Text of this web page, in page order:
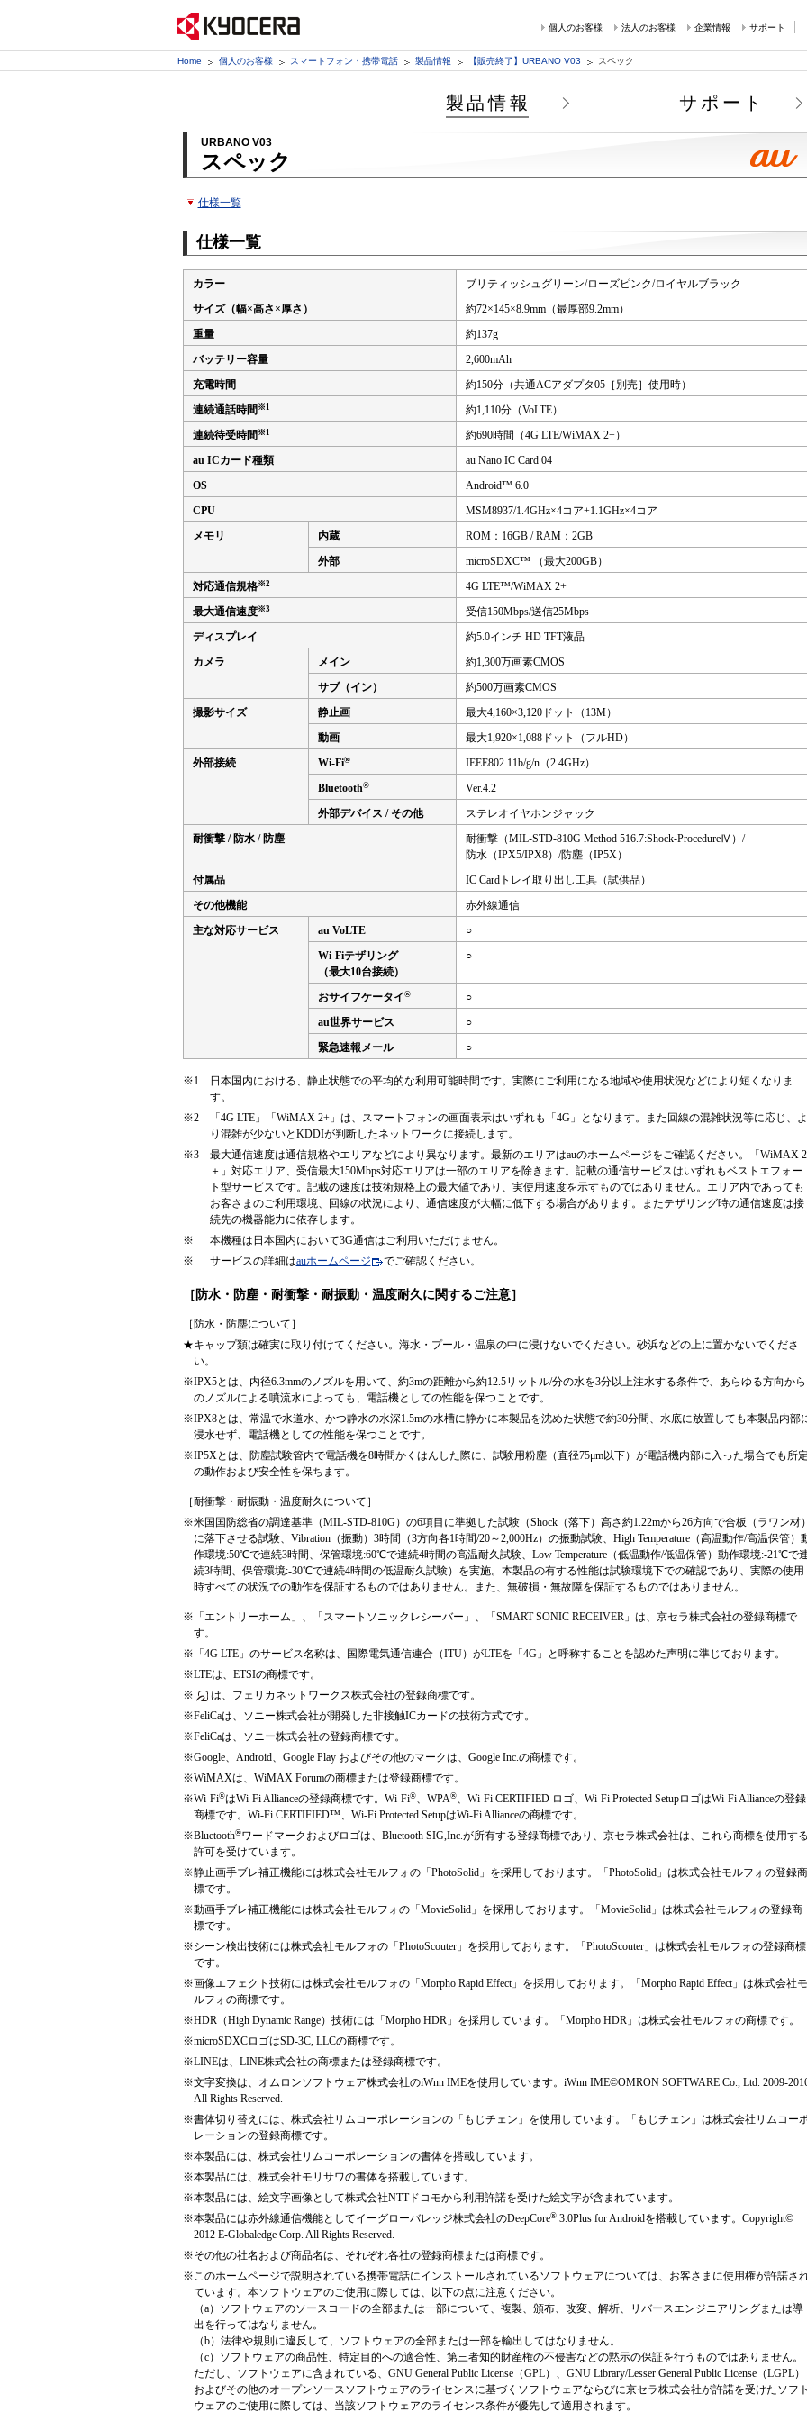
個人のお客様 法人のお客様 企業情報 サポート
Home 個人のお客様 スマートフォン・携帯電話 製品情報 【販売終了】URBANO V03 スペック
製品情報 サポート
URBANO V03
スペック
仕様一覧
仕様一覧
カラー
ブリティッシュグリーン/ローズピンク/ロイヤルブラック
サイズ（幅×高さ×厚さ）
約72×145×8.9mm（最厚部9.2mm）
重量
約137g
バッテリー容量
2,600mAh
充電時間
約150分（共通ACアダプタ05［別売］使用時）
連続通話時間※1
約1,110分（VoLTE）
連続待受時間※1
約690時間（4G LTE/WiMAX 2+）
au ICカード種類
au Nano IC Card 04
OS
Android™ 6.0
CPU
MSM8937/1.4GHz×4コア+1.1GHz×4コア
メモリ
内蔵
ROM：16GB / RAM：2GB
外部
microSDXC™ （最大200GB）
対応通信規格※2
4G LTE™/WiMAX 2+
最大通信速度※3
受信150Mbps/送信25Mbps
ディスプレイ
約5.0インチ HD TFT液晶
カメラ
メイン
約1,300万画素CMOS
サブ（イン）
約500万画素CMOS
撮影サイズ
静止画
最大4,160×3,120ドット（13M）
動画
最大1,920×1,088ドット（フルHD）
外部接続
Wi-Fi®
IEEE802.11b/g/n（2.4GHz）
Bluetooth®
Ver.4.2
外部デバイス / その他
ステレオイヤホンジャック
耐衝撃 / 防水 / 防塵
耐衝撃（MIL-STD-810G Method 516.7:Shock-ProcedureⅣ）/
防水（IPX5/IPX8）/防塵（IP5X）
付属品
IC Cardトレイ取り出し工具（試供品）
その他機能
赤外線通信
主な対応サービス
au VoLTE
○
Wi-Fiテザリング
（最大10台接続）
○
おサイフケータイ®
○
au世界サービス
○
緊急速報メール
○
※1
日本国内における、静止状態での平均的な利用可能時間です。実際にご利用になる地域や使用状況などにより短くなりま
す。
※2
「4G LTE」「WiMAX 2+」は、スマートフォンの画面表示はいずれも「4G」となります。また回線の混雑状況等に応じ、よ
り混雑が少ないとKDDIが判断したネットワークに接続します。
※3
最大通信速度は通信規格やエリアなどにより異なります。最新のエリアはauのホームページをご確認ください。「WiMAX 2
＋」対応エリア、受信最大150Mbps対応エリアは一部のエリアを除きます。記載の通信サービスはいずれもベストエフォー
ト型サービスです。記載の速度は技術規格上の最大値であり、実使用速度を示すものではありません。エリア内であっても
お客さまのご利用環境、回線の状況により、通信速度が大幅に低下する場合があります。またテザリング時の通信速度は接
続先の機器能力に依存します。
※
本機種は日本国内において3G通信はご利用いただけません。
※
サービスの詳細はauホームページ でご確認ください。
［防水・防塵・耐衝撃・耐振動・温度耐久に関するご注意］
［防水・防塵について］
★キャップ類は確実に取り付けてください。海水・プール・温泉の中に浸けないでください。砂浜などの上に置かないでくださ
い。
※IPX5とは、内径6.3mmのノズルを用いて、約3mの距離から約12.5リットル/分の水を3分以上注水する条件で、あらゆる方向から
のノズルによる噴流水によっても、電話機としての性能を保つことです。
※IPX8とは、常温で水道水、かつ静水の水深1.5mの水槽に静かに本製品を沈めた状態で約30分間、水底に放置しても本製品内部
浸水せず、電話機としての性能を保つことです。
※IP5Xとは、防塵試験管内で電話機を8時間かくはんした際に、試験用粉塵（直径75μm以下）が電話機内部に入った場合でも所定
の動作および安全性を保ちます。
［耐衝撃・耐振動・温度耐久について］
※米国国防総省の調達基準（MIL-STD-810G）の6項目に準拠した試験（Shock（落下）高さ約1.22mから26方向で合板（ラワン材）
に落下させる試験、Vibration（振動）3時間（3方向各1時間/20～2,000Hz）の振動試験、High Temperature（高温動作/高温保管）
作環境:50℃で連続3時間、保管環境:60℃で連続4時間の高温耐久試験、Low Temperature（低温動作/低温保管）動作環境:-21℃で
続3時間、保管環境:-30℃で連続4時間の低温耐久試験）を実施。本製品の有する性能は試験環境下での確認であり、実際の使用
時すべての状況での動作を保証するものではありません。また、無破損・無故障を保証するものではありません。
※ 「エントリーホーム」、「スマートソニックレシーバー」、「SMART SONIC RECEIVER」は、京セラ株式会社の登録商標で
す。
※ 「4G LTE」のサービス名称は、国際電気通信連合（ITU）がLTEを「4G」と呼称することを認めた声明に準じております。
※LTEは、ETSIの商標です。
※
は、フェリカネットワークス株式会社の登録商標です。
※FeliCaは、ソニー株式会社が開発した非接触ICカードの技術方式です。
※FeliCaは、ソニー株式会社の登録商標です。
※Google、Android、Google Play およびその他のマークは、Google Inc.の商標です。
※WiMAXは、WiMAX Forumの商標または登録商標です。
※Wi-Fi®はWi-Fi Allianceの登録商標です。Wi-Fi®、WPA®、Wi-Fi CERTIFIED ロゴ、Wi-Fi Protected SetupロゴはWi-Fi Allianceの登録
商標です。Wi-Fi CERTIFIED™、Wi-Fi Protected SetupはWi-Fi Allianceの商標です。
※Bluetooth®ワードマークおよびロゴは、Bluetooth SIG,Inc.が所有する登録商標であり、京セラ株式会社は、これら商標を使用する
許可を受けています。
※静止画手ブレ補正機能には株式会社モルフォの「PhotoSolid」を採用しております。「PhotoSolid」は株式会社モルフォの登録商
標です。
※動画手ブレ補正機能には株式会社モルフォの「MovieSolid」を採用しております。「MovieSolid」は株式会社モルフォの登録商
標です。
※シーン検出技術には株式会社モルフォの「PhotoScouter」を採用しております。「PhotoScouter」は株式会社モルフォの登録商標
です。
※画像エフェクト技術には株式会社モルフォの「Morpho Rapid Effect」を採用しております。「Morpho Rapid Effect」は株式会社モ
ルフォの商標です。
※HDR（High Dynamic Range）技術には「Morpho HDR」を採用しています。「Morpho HDR」は株式会社モルフォの商標です。
※microSDXCロゴはSD-3C, LLCの商標です。
※LINEは、LINE株式会社の商標または登録商標です。
※文字変換は、オムロンソフトウェア株式会社のiWnn IMEを使用しています。iWnn IME©OMRON SOFTWARE Co., Ltd. 2009-
All Rights Reserved.
※書体切り替えには、株式会社リムコーポレーションの「もじチェン」を使用しています。「もじチェン」は株式会社リムコー
レーションの登録商標です。
※本製品には、株式会社リムコーポレーションの書体を搭載しています。
※本製品には、株式会社モリサワの書体を搭載しています。
※本製品には、絵文字画像として株式会社NTTドコモから利用許諾を受けた絵文字が含まれています。
※本製品には赤外線通信機能としてイーグローバレッジ株式会社のDeepCore®3.0Plus for Androidを搭載しています。Copyright©
2012 E-Globaledge Corp. All Rights Reserved.
※その他の社名および商品名は、それぞれ各社の登録商標または商標です。
※このホームページで説明されている携帯電話にインストールされているソフトウェアについては、お客さまに使用権が許諾さ
ています。本ソフトウェアのご使用に際しては、以下の点に注意ください。
（a）ソフトウェアのソースコードの全部または一部について、複製、頒布、改変、解析、リバースエンジニアリングまたは導
出を行ってはなりません。
（b）法律や規則に違反して、ソフトウェアの全部または一部を輸出してはなりません。
（c）ソフトウェアの商品性、特定目的への適合性、第三者知的財産権の不侵害などの黙示の保証を行うものではありません。
ただし、ソフトウェアに含まれている、GNU General Public License（GPL）、GNU Library/Lesser General Public License（LGPL）
およびその他のオープンソースソフトウェアのライセンスに基づくソフトウェアならびに京セラ株式会社が許諾を受けたソフト
ウェアのご使用に際しては、当該ソフトウェアのライセンス条件が優先して適用されます。